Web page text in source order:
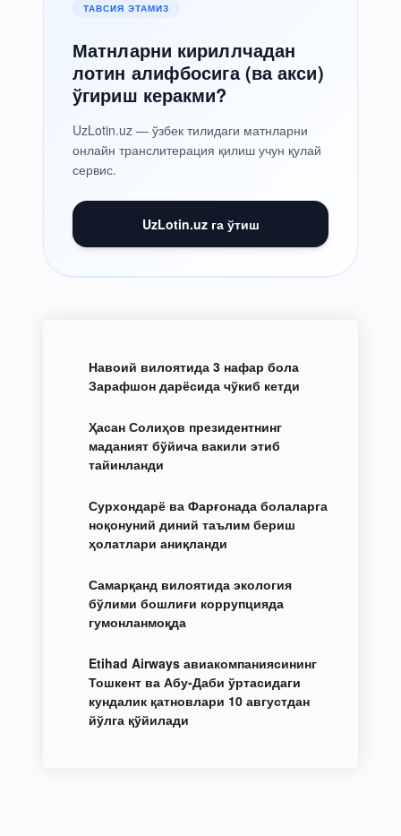
ТАВСИЯ ЭТАМИЗ
Матнларни кириллчадан
лотин алифбосига (ва акси)
ўгириш керакми?
UzLotin.uz — ўзбек тилидаги матнларни
онлайн транслитерация қилиш учун қулай
сервис.
UzLotin.uz га ўтиш
Навоий вилоятида 3 нафар бола
Зарафшон дарёсида чўкиб кетди
Ҳасан Солиҳов президентнинг
маданият бўйича вакили этиб
тайинланди
Сурхондарё ва Фарғонада болаларга
ноқонуний диний таълим бериш
ҳолатлари аниқланди
Самарқанд вилоятида экология
бўлими бошлиғи коррупцияда
гумонланмоқда
Etihad Airways авиакомпаниясининг
Тошкент ва Абу-Даби ўртасидаги
кундалик қатновлари 10 августдан
йўлга қўйилади